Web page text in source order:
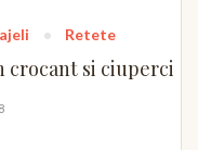
Retete
crocant si ciuperci